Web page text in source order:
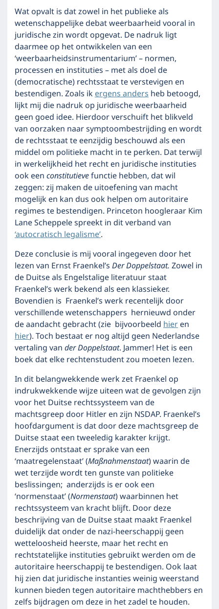
Wat opvalt is dat zowel in het publieke als
wetenschappelijke debat weerbaarheid vooral in
juridische zin wordt opgevat. De nadruk ligt
daarmee op het ontwikkelen van een
‘weerbaarheidsinstrumentarium’ – normen,
processen en instituties – met als doel de
(democratische) rechtsstaat te verstevigen en
bestendigen. Zoals ikergens andersheb betoogd,
lijkt mij die nadruk op juridische weerbaarheid
geen goed idee. Hierdoor verschuift het blikveld
van oorzaken naar symptoombestrijding en wordt
de rechtsstaat te eenzijdig beschouwd als een
middel om politieke macht in te perken. Dat terwijl
in werkelijkheid het recht en juridische instituties
ook eenconstitutievefunctie hebben, dat wil
zeggen: zij maken de uitoefening van macht
mogelijk en kan dus ook helpen om autoritaire
regimes te bestendigen. Princeton hoogleraar Kim
Lane Scheppele spreekt in dit verband van
‘autocratisch legalisme’.
Deze conclusie is mij vooral ingegeven door het
lezen van Ernst Fraenkel’sDer Doppelstaat.Zowel in
de Duitse als Engelstalige literatuur staat
Fraenkel’s werk bekend als een klassieker.
Bovendien is Fraenkel’s werk recentelijk door
verschillende wetenschappers hernieuwd onder
de aandacht gebracht (zie bijvoorbeeldhieren
hier). Toch bestaat er nog altijd geen Nederlandse
vertaling vander Doppelstaat. Jammer! Het is een
boek dat elke rechtenstudent zou moeten lezen.
In dit belangwekkende werk zet Fraenkel op
indrukwekkende wijze uiteen wat de gevolgen zijn
voor het Duitse rechtssysteem van de
machtsgreep door Hitler en zijn NSDAP. Fraenkel’s
hoofdargument is dat door deze machtsgreep de
Duitse staat een tweeledig karakter krijgt.
Enerzijds ontstaat er sprake van een
‘maatregelenstaat’ (Maßnahmenstaat) waarin de
wet terzijde wordt ten gunste van politieke
beslissingen; anderzijds is er ook een
‘normenstaat’ (Normenstaat) waarbinnen het
rechtssysteem van kracht blijft. Door deze
beschrijving van de Duitse staat maakt Fraenkel
duidelijk dat onder de nazi-heerschappij geen
wetteloosheid heerste, maar het recht en
rechtstatelijke instituties gebruikt werden om de
autoritaire heerschappij te bestendigen. Ook laat
hij zien dat juridische instanties weinig weerstand
kunnen bieden tegen autoritaire machthebbers en
zelfs bijdragen om deze in het zadel te houden.